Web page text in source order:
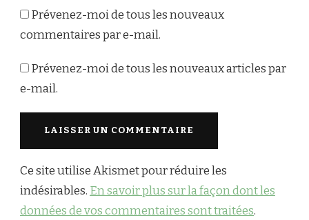
Prévenez-moi de tous les nouveaux
commentaires par e-mail.
Prévenez-moi de tous les nouveaux articles par
e-mail.
Ce site utilise Akismet pour réduire les
indésirables. En savoir plus sur la façon dont les
données de vos commentaires sont traitées.